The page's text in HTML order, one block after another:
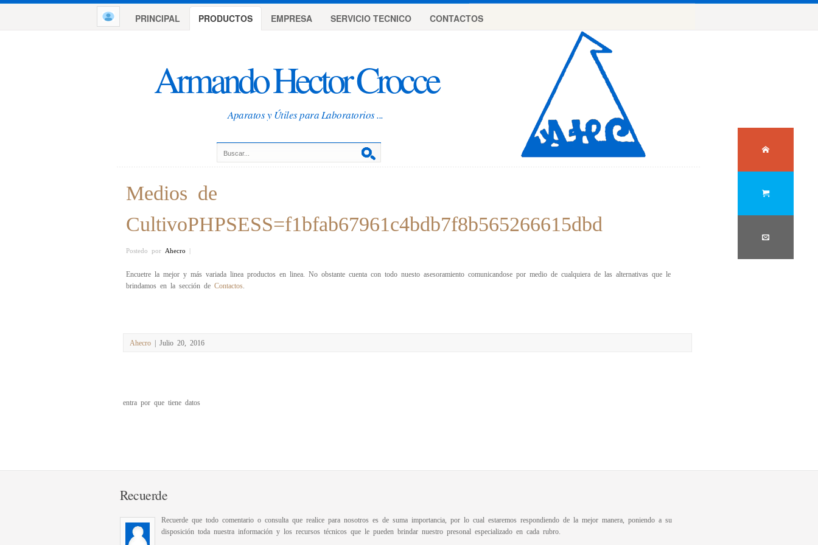
Armando Hector Crocce
Aparatos y Útiles para Laboratorios ...
PRINCIPAL PRODUCTOS EMPRESA SERVICIO TECNICO CONTACTOS
Medios de
CultivoPHPSESS=f1bfab67961c4bdb7f8b565266615dbd
Postedo por Ahecro |
Encuetre la mejor y más variada linea productos en linea. No obstante cuenta con todo nuesto asesoramiento comunicandose por medio de cualquiera de las alternativas que le
brindamos en la sección de Contactos
Ahecro | Julio 20, 2016
entra por que tiene datos
Recuerde
Recuerde que todo comentario o consulta que realice para nosotros es de suma importancia, por lo cual estaremos respondiendo de la mejor manera, poniendo a su
disposición toda nuestra información y los recursos técnicos que le pueden brindar nuestro presonal especializado en cada rubro.